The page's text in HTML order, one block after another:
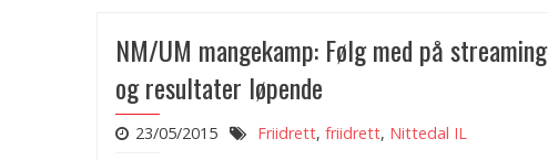
NM/UM mangekamp: Følg med på streaming
og resultater løpende
23/05/2015 Friidrett, friidrett, Nittedal IL